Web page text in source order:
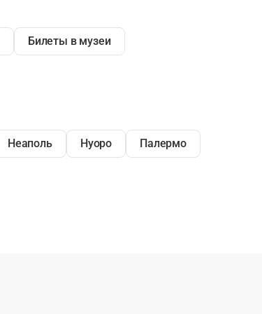
Билеты в музеи
Неаполь Нуоро Палермо